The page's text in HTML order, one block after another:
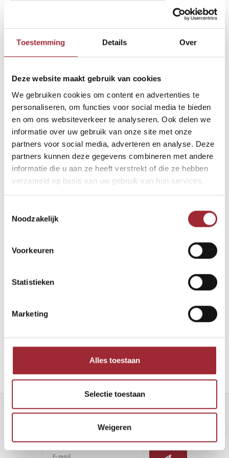
Toestemming Details Over
Deze website maakt gebruik van cookies
We gebruiken cookies om content en advertenties te
personaliseren, om functies voor social media te bieden
en om ons websiteverkeer te analyseren. Ook delen we
informatie over uw gebruik van onze site met onze
partners voor social media, adverteren en analyse. Deze
partners kunnen deze gegevens combineren met andere
informatie die u aan ze heeft verstrekt of die ze hebben
verzameld op basis van uw gebruik van hun services.
Noodzakelijk
Voorkeuren
Statistieken
Marketing
Alles toestaan
Selectie toestaan
Weigeren
Andere Binnenkijkers die u
wellicht ook interesseren
Lees meer
Nieuwsbrief
Ontvang de laatste updates, nieuws en aanbiedingen via email